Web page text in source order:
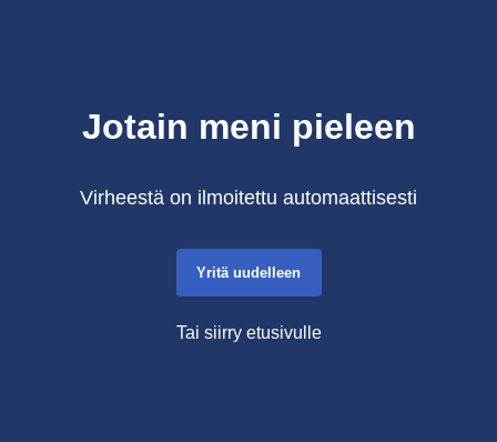
Jotain meni pieleen
Virheestä on ilmoitettu automaattisesti
Yritä uudelleen
Tai siirry etusivulle